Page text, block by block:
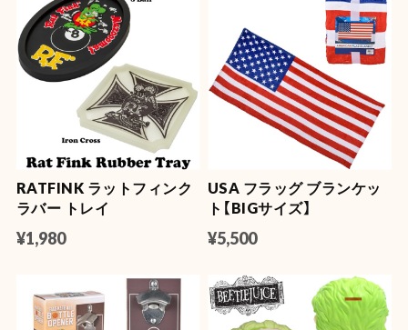
RATFINK ラットフィンク
ラバー トレイ
¥1,980
USA フラッグ ブランケッ
ト【BIGサイズ】
¥5,500